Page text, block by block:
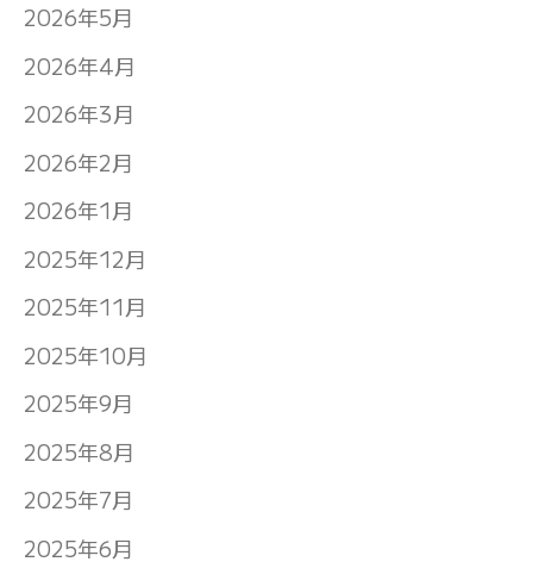
2026年5月
2026年4月
2026年3月
2026年2月
2026年1月
2025年12月
2025年11月
2025年10月
2025年9月
2025年8月
2025年7月
2025年6月